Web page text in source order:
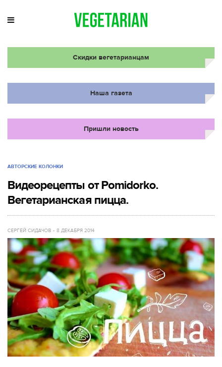
Скидки вегетарианцам
Наша газета
Пришли новость
АВТОРСКИЕ КОЛОНКИ
Видеорецепты от Pomidorko.
Вегетарианская пицца.
СЕРГЕЙ СИДАЧОВ 8 ДЕКАБРЯ 2014